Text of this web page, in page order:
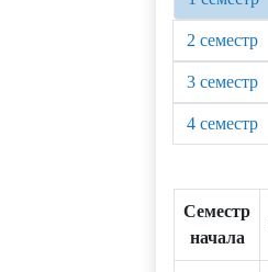
2 семестр
3 семестр
4 семестр
Семестр
начала